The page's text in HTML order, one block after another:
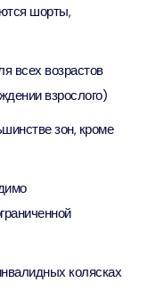
шорты,
всех возрастов
взрослого)
зон, кроме
колясках